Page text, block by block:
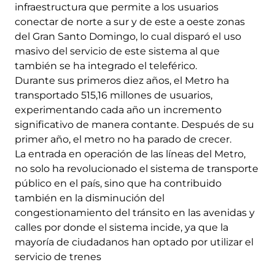
infraestructura que permite a los usuarios
conectar de norte a sur y de este a oeste zonas
del Gran Santo Domingo, lo cual disparó el uso
masivo del servicio de este sistema al que
también se ha integrado el teleférico.
Durante sus primeros diez años, el Metro ha
transportado 515,16 millones de usuarios,
experimentando cada año un incremento
significativo de manera contante. Después de su
primer año, el metro no ha parado de crecer.
La entrada en operación de las líneas del Metro,
no solo ha revolucionado el sistema de transporte
público en el país, sino que ha contribuido
también en la disminución del
congestionamiento del tránsito en las avenidas y
calles por donde el sistema incide, ya que la
mayoría de ciudadanos han optado por utilizar el
servicio de trenes